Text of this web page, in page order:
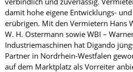
damit hohe eigene Entwicklungs-
erübrigen. Mit den Vermietern Hans
W. H. Ostermann sowie WBI –
Industriemaschinen hat Digando
Partner in Nordrhein-Westfalen
auf dem Marktplatz als Vorreiter